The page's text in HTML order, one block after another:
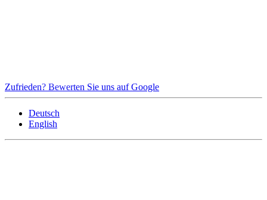
Zufrieden? Bewerten Sie uns auf Google
Deutsch
English